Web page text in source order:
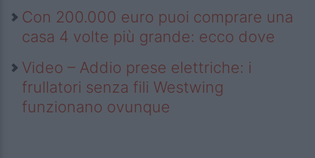
Con 200.000 euro puoi comprare una
casa 4 volte più grande: ecco dove
Video – Addio prese elettriche: i
frullatori senza fili Westwing
funzionano ovunque